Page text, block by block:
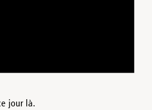
jour là.